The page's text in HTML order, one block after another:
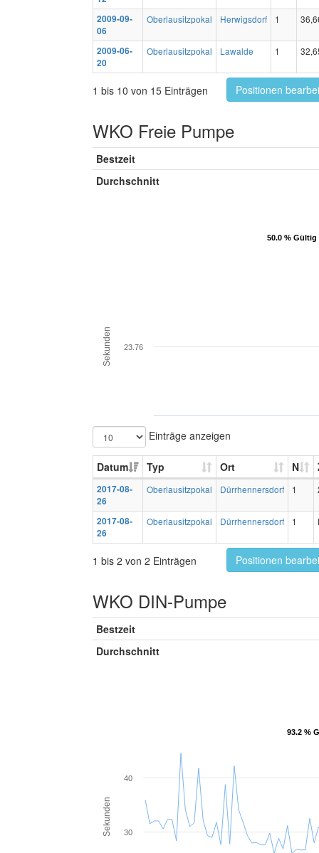
2009-09-
06
Oberlausitzpokal Herwigsdorf 1
2009-06-
20
Oberlausitzpokal Lawalde 1
1 bis 10 von 15 Einträgen Positionen
WKO Freie Pumpe
Bestzeit
Durchschnitt
50.0 % Gültig
50.0 % Gültig
Sekunden 23.76
Einträge anzeigen
Datum Typ Ort N
2017-08-
26
Oberlausitzpokal Dürrhennersdorf 1
2017-08-
26
Oberlausitzpokal Dürrhennersdorf 1
1 bis 2 von 2 Einträgen Positionen
WKO DIN-Pumpe
Bestzeit
Durchschnitt
93.2 %
93.2 %
Sekunden 30
40